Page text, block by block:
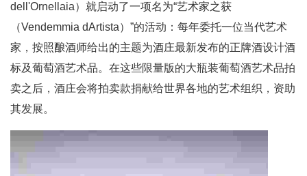
dell'Ornellaia）就启动了一项名为“艺术家之获
（Vendemmia dArtista）”的活动：每年委托一位当代艺术
家，按照酿酒师给出的主题为酒庄最新发布的正牌酒设计酒
标及葡萄酒艺术品。在这些限量版的大瓶装葡萄酒艺术品拍
卖之后，酒庄会将拍卖款捐献给世界各地的艺术组织，资助
其发展。